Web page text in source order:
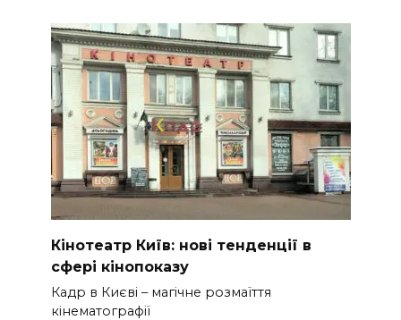
Кінотеатр Київ: нові тенденції в
сфері кінопоказу
Кадр в Києві – магічне розмаїття
кінематографії